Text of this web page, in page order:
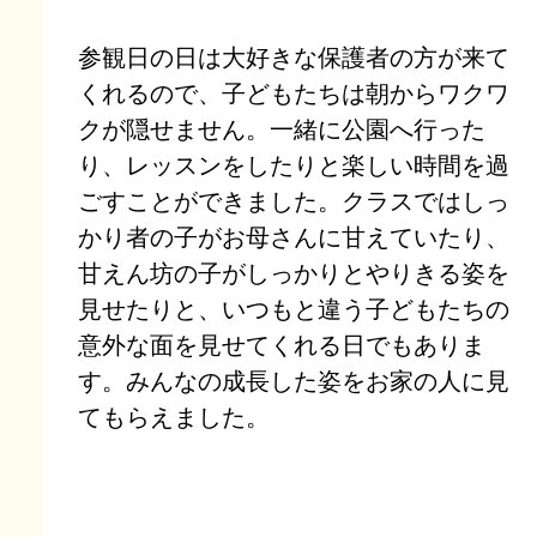
参観日の日は大好きな保護者の方が来て
くれるので、子どもたちは朝からワクワ
クが隠せません。一緒に公園へ行った
り、レッスンをしたりと楽しい時間を過
ごすことができました。クラスではしっ
かり者の子がお母さんに甘えていたり、
甘えん坊の子がしっかりとやりきる姿を
見せたりと、いつもと違う子どもたちの
意外な面を見せてくれる日でもありま
す。みんなの成長した姿をお家の人に見
てもらえました。